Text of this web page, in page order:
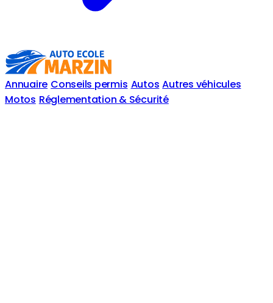
Annuaire Conseils permis Autos Autres véhicules
Motos Réglementation & Sécurité